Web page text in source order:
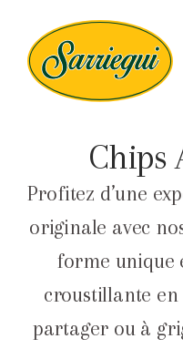
Chips
Profitez d’une
originale avec
forme unique
croustillante
partager ou à